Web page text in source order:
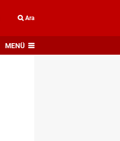
Ara
MENÜ